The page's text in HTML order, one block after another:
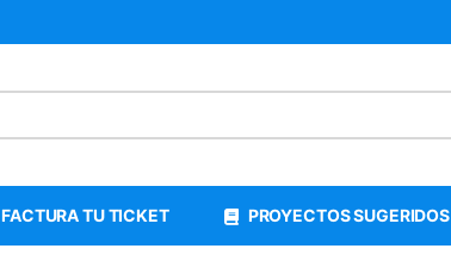
FACTURA TU TICKET PROYECTOS SUGERIDOS